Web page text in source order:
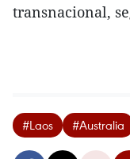
transnacional,
#Laos #Australia